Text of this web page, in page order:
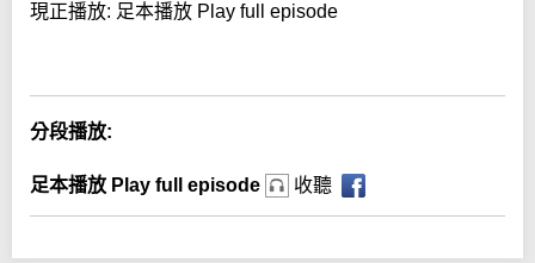
現正播放: 足本播放 Play full episode
分段播放:
足本播放 Play full episode 收聽